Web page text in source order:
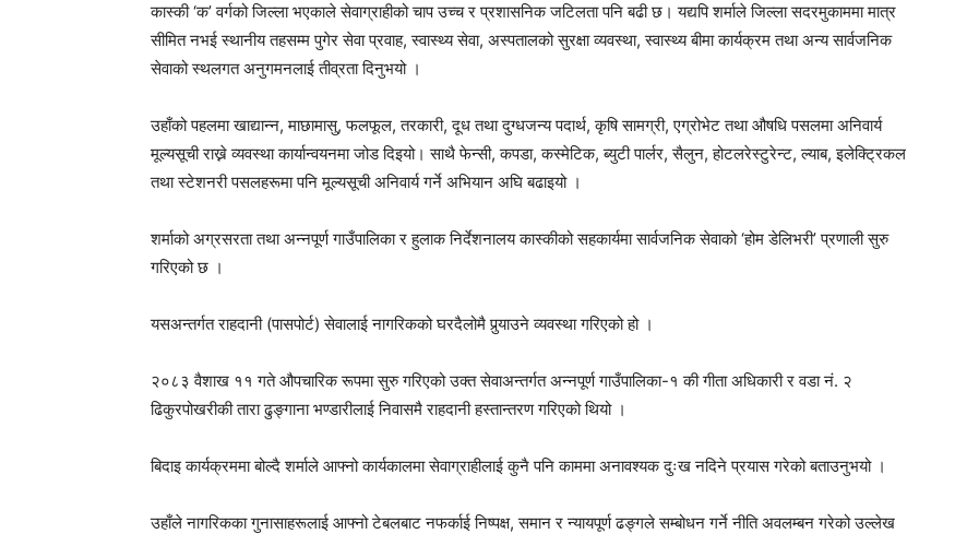
कास्की ‘क’ वर्गको जिल्ला भएकाले सेवाग्राहीको चाप उच्च र प्रशासनिक जटिलता पनि बढी छ। यद्यपि शर्माले जिल्ला सदरमुकाममा मात्र
सीमित नभई स्थानीय तहसम्म पुगेर सेवा प्रवाह, स्वास्थ्य सेवा, अस्पतालको सुरक्षा व्यवस्था, स्वास्थ्य बीमा कार्यक्रम तथा अन्य सार्वजनिक
सेवाको स्थलगत अनुगमनलाई तीव्रता दिनुभयो ।
उहाँको पहलमा खाद्यान्न, माछामासु, फलफूल, तरकारी, दूध तथा दुग्धजन्य पदार्थ, कृषि सामग्री, एग्रोभेट तथा औषधि पसलमा अनिवार्य
मूल्यसूची राख्ने व्यवस्था कार्यान्वयनमा जोड दिइयो। साथै फेन्सी, कपडा, कस्मेटिक, ब्युटी पार्लर, सैलुन, होटलरेस्टुरेन्ट, ल्याब, इलेक्ट्रिकल
तथा स्टेशनरी पसलहरूमा पनि मूल्यसूची अनिवार्य गर्ने अभियान अघि बढाइयो ।
शर्माको अग्रसरता तथा अन्नपूर्ण गाउँपालिका र हुलाक निर्देशनालय कास्कीको सहकार्यमा सार्वजनिक सेवाको ‘होम डेलिभरी’ प्रणाली सुरु
गरिएको छ ।
यसअन्तर्गत राहदानी (पासपोर्ट) सेवालाई नागरिकको घरदैलोमै पुर्‍याउने व्यवस्था गरिएको हो ।
२०८३ वैशाख ११ गते औपचारिक रूपमा सुरु गरिएको उक्त सेवाअन्तर्गत अन्नपूर्ण गाउँपालिका-१ की गीता अधिकारी र वडा नं. २
ढिकुरपोखरीकी तारा ढुङ्गाना भण्डारीलाई निवासमै राहदानी हस्तान्तरण गरिएको थियो ।
बिदाइ कार्यक्रममा बोल्दै शर्माले आफ्नो कार्यकालमा सेवाग्राहीलाई कुनै पनि काममा अनावश्यक दुःख नदिने प्रयास गरेको बताउनुभयो ।
उहाँले नागरिकका गुनासाहरूलाई आफ्नो टेबलबाट नफर्काई निष्पक्ष, समान र न्यायपूर्ण ढङ्गले सम्बोधन गर्ने नीति अवलम्बन गरेको उल्लेख